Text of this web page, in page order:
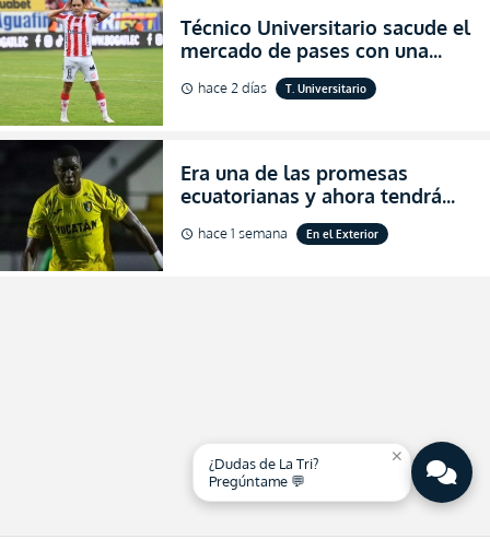
Técnico Universitario sacude el
mercado de pases con una
verdadera revolución para
asegurar la permanencia
schedule hace 2 días T. Universitario
Era una de las promesas
ecuatorianas y ahora tendrá
una nueva oportunidad en
Bolivia
schedule hace 1 semana En el Exterior
close
¿Dudas de La Tri?
Pregúntame 💬